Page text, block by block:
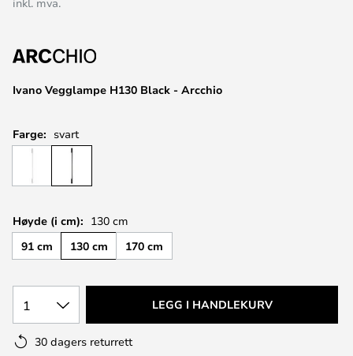
Ivano Vegglampe H130 Black - Arcchio
Farge: svart
Høyde (i cm): 130 cm
91 cm
130 cm 170 cm
1 LEGG I HANDLEKURV
30 dagers returrett